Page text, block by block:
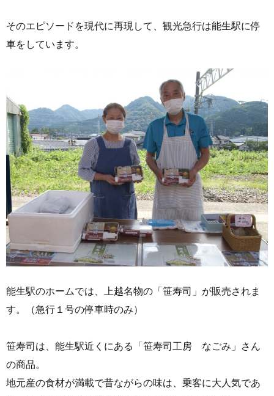
そのエピソードを現代に再現して、観光急行は能生駅に停
車をしています。
能生駅のホームでは、上越名物の「笹寿司」が販売されま
す。（急行１号の停車時のみ）
笹寿司は、能生駅近くにある「笹寿司工房 なごみ」さん
の商品。
地元産の食材が満載で昔ながらの味は、乗客に大人気であ